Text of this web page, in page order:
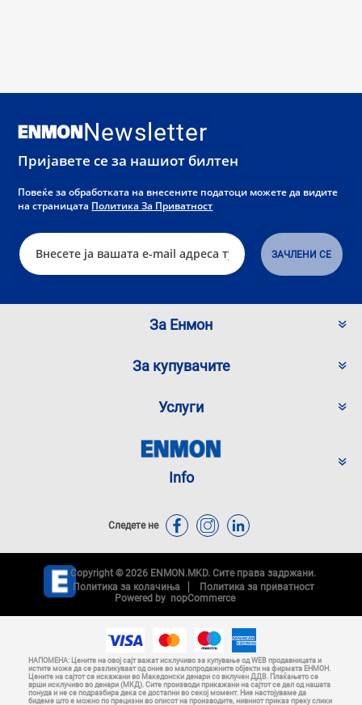
Newsletter
Пријавете се за нашиот билтен
Повеќе за обработката на внесените податоци можете да видите
на страницата Политика За Приватност
За Енмон
За купувачите
Услуги
Info
Следете не
Copyright © 2026 ENMON.MKD. Сите права задржани.
Политика за колачиња
Политика за приватност
Powered by nopCommerce
НАПОМЕНА: Цените на овој сајт важат исклучиво за купување од WEB продавницата и
истите може да се разликуваат од оние во малопродажните објекти на фирмата ЕНМОН.
Цените на сајтот се искажани во Македонски денари со вклучен ДДВ. Плаќањето се
врши исклучиво во денари (МКД). Сите производи прикажани на сајтот се дел од нашата
понуда и не се подразбира дека се достапни во секој момент. Ние настојуваме да
бидеме што е можно по прецизни во описот на производите, нивниот приказ преку слики